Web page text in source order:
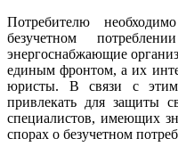
Потребителю
безучетном
энергоснабжающие
единым фронтом, а их
юристы. В связи с этим
привлекать для защиты
специалистов, имеющих
спорах о безучетном